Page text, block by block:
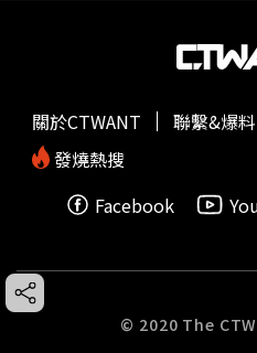
關於CTWANT 聯繫&爆料
發燒熱搜
Facebook
© 2020 The